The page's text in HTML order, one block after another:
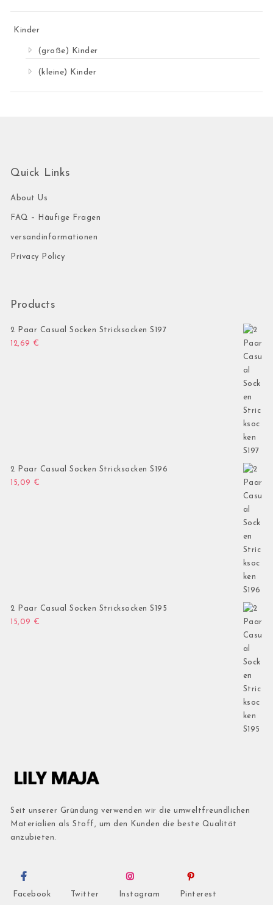
Kinder
(große) Kinder
(kleine) Kinder
Quick Links
About Us
FAQ – Häufige Fragen
versandinformationen
Privacy Policy
Products
2 Paar Casual Socken Stricksocken S197
12,69 €
2 Paar Casual Socken Stricksocken S196
15,09 €
2 Paar Casual Socken Stricksocken S195
15,09 €
Seit unserer Gründung verwenden wir die umweltfreundlichen
Materialien als Stoff, um den Kunden die beste Qualität
anzubieten.
Facebook Twitter Instagram Pinterest